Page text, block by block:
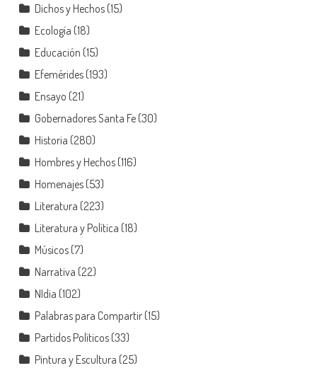
Dichos y Hechos(15)
Ecología (18)
Educación (15)
Efemérides(193)
Ensayo (21)
Gobernadores Santa Fe(30)
Historia (280)
Hombres y Hechos(116)
Homenajes(53)
Literatura (223)
Literatura y Política (18)
Músicos(7)
Narrativa (22)
NIdia (102)
Palabras para Compartir(15)
Partidos Políticos(33)
Pintura y Escultura (25)